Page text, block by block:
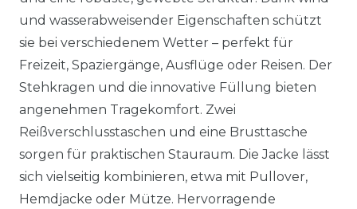
und wasserabweisender Eigenschaften schützt
sie bei verschiedenem Wetter – perfekt für
Freizeit, Spaziergänge, Ausflüge oder Reisen. Der
Stehkragen und die innovative Füllung bieten
angenehmen Tragekomfort. Zwei
Reißverschlusstaschen und eine Brusttasche
sorgen für praktischen Stauraum. Die Jacke lässt
sich vielseitig kombinieren, etwa mit Pullover,
Hemdjacke oder Mütze. Hervorragende